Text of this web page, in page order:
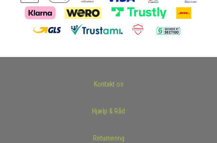
Kontakt os
Hjælp & Råd
Returnering